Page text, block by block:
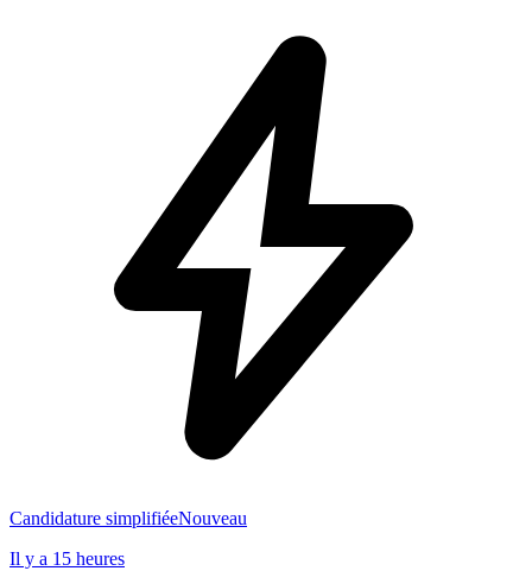
Candidature simplifiéeNouveau
Il y a 15 heures